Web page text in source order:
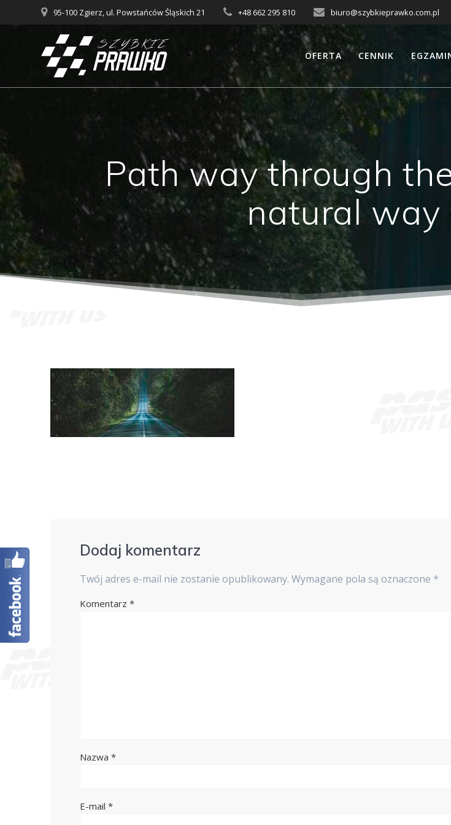
to
95-100 Zgierz, ul. Powstańców Śląskich 21 +48 662 295 810 biuro@szybkieprawko.com.pl
OFERTA CENNIK
Path way through
natural way
Dodaj komentarz
Twój adres e-mail nie zostanie opublikowany. Wymagane pola są oznaczone *
Komentarz*
Nazwa*
E-mail*